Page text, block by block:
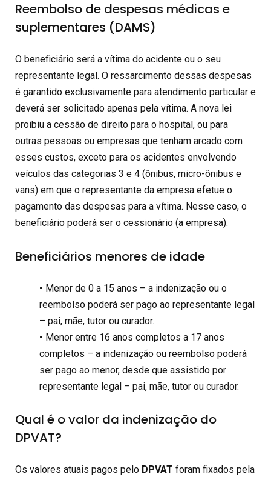
Reembolso de despesas médicas e
suplementares (DAMS)
O beneficiário será a vítima do acidente ou o seu
representante legal. O ressarcimento dessas despesas
é garantido exclusivamente para atendimento particular e
deverá ser solicitado apenas pela vítima. A nova lei
proibiu a cessão de direito para o hospital, ou para
outras pessoas ou empresas que tenham arcado com
esses custos, exceto para os acidentes envolvendo
veículos das categorias 3 e 4 (ônibus, micro-ônibus e
vans) em que o representante da empresa efetue o
pagamento das despesas para a vítima. Nesse caso, o
beneficiário poderá ser o cessionário (a empresa).
Beneficiários menores de idade
• Menor de 0 a 15 anos – a indenização ou o
reembolso poderá ser pago ao representante legal
– pai, mãe, tutor ou curador.
• Menor entre 16 anos completos a 17 anos
completos – a indenização ou reembolso poderá
ser pago ao menor, desde que assistido por
representante legal – pai, mãe, tutor ou curador.
Qual é o valor da indenização do
DPVAT?
Os valores atuais pagos pelo DPVAT foram fixados pela